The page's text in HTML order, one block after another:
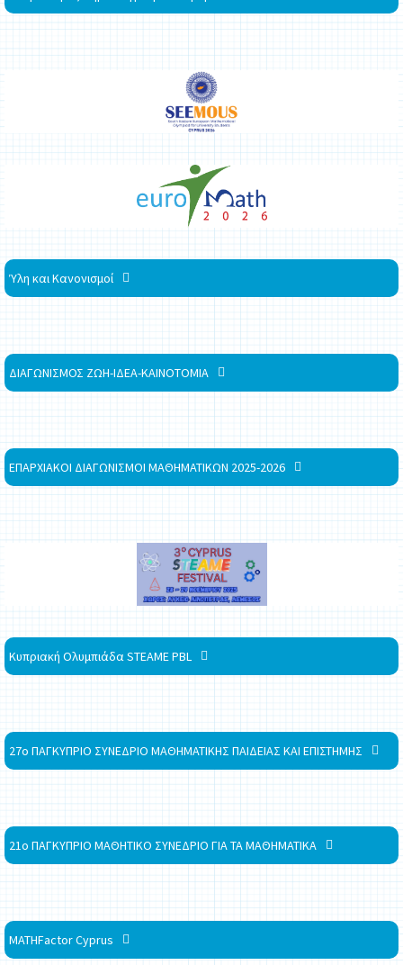
Ύλη και Κανονισμοί
ΔΙΑΓΩΝΙΣΜΟΣ ΖΩΗ-ΙΔΕΑ-ΚΑΙΝΟΤΟΜΙΑ
ΕΠΑΡΧΙΑΚΟΙ ΔΙΑΓΩΝΙΣΜΟΙ ΜΑΘΗΜΑΤΙΚΩΝ 2025-2026
Κυπριακή Ολυμπιάδα STEAME PBL
27ο ΠΑΓΚΥΠΡΙΟ ΣΥΝΕΔΡΙΟ ΜΑΘΗΜΑΤΙΚΗΣ ΠΑΙΔΕΙΑΣ ΚΑΙ ΕΠΙΣΤΗΜΗΣ
21ο ΠΑΓΚΥΠΡΙΟ ΜΑΘΗΤΙΚΟ ΣΥΝΕΔΡΙΟ ΓΙΑ ΤΑ ΜΑΘΗΜΑΤΙΚΑ
MATHFactor Cyprus